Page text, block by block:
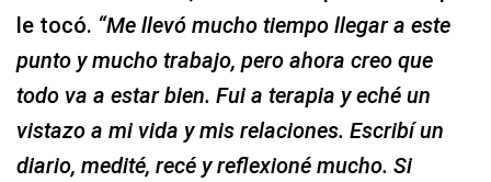
le tocó. “Me llevó mucho tiempo llegar a este
punto y mucho trabajo, pero ahora creo que
todo va a estar bien. Fui a terapia y eché un
vistazo a mi vida y mis relaciones. Escribí un
diario, medité, recé y reflexioné mucho. Si